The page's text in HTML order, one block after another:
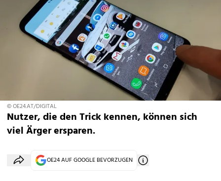
© OE24.AT/DIGITAL
Nutzer, die den Trick kennen, können sich
viel Ärger ersparen.
OE24 AUF GOOGLE BEVORZUGEN